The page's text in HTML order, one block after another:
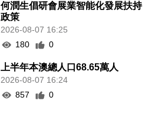
何潤生倡研會展業智能化發展扶持
政策
2026-08-07 16:25
180
0
上半年本澳總人口68.65萬人
2026-08-07 16:24
857
0